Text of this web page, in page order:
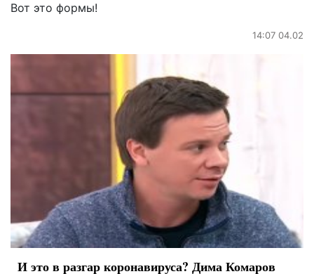
Вот это формы!
14:07 04.02
И это в разгар коронавируса? Дима Комаров